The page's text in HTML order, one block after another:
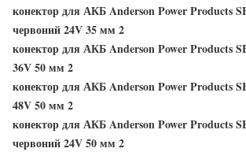
конектор для АКБ Anderson Power Products
червоний 24V 35 мм 2
конектор для АКБ Anderson Power Products
36V 50 мм 2
конектор для АКБ Anderson Power Products
48V 50 мм 2
конектор для АКБ Anderson Power Products
червоний 24V 50 мм 2